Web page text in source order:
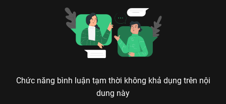
Chức năng bình luận tạm thời không khả dụng trên nội
dung này